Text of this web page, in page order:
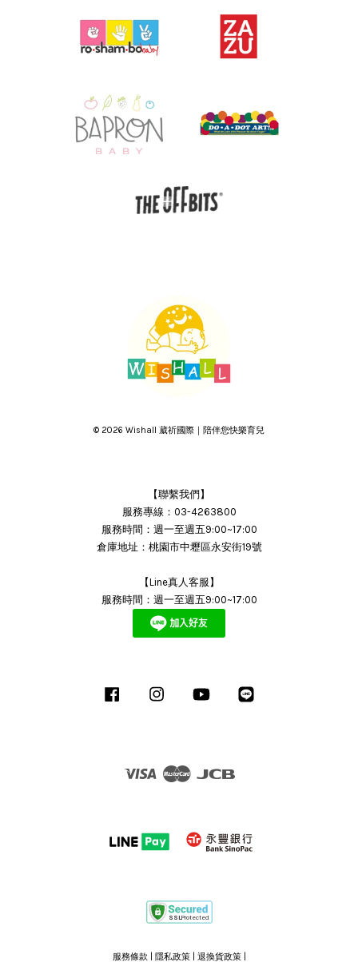
© 2026 Wishall 葳祈國際｜陪伴您快樂育兒
【聯繫我們】
服務專線：03-4263800
服務時間：週一至週五9:00~17:00
倉庫地址：桃園市中壢區永安街19號
【Line真人客服】
服務時間：週一至週五9:00~17:00
Facebook Instagram YouTube
Visa Master
服務條款 隱私政策| 退換貨政策|